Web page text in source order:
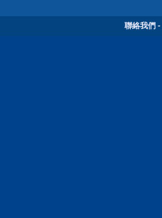
聯絡我們 -